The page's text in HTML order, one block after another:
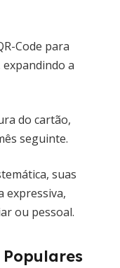
Code para
a
do cartão,
seguinte.
suas
expressiva,
ou pessoal.